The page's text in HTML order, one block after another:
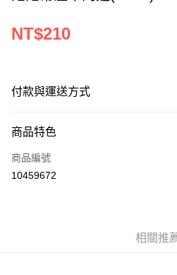
NT$210
付款與運送方式
信用卡一次付款
LINE Pay
商品特色
商品編號
10459672
相關推